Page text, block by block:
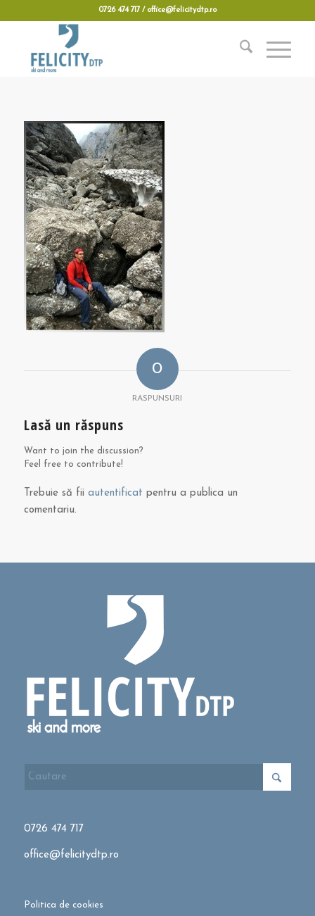
0726 474 717 / office@felicitydtp.ro
0
RASPUNSURI
Lasă un răspuns
Want to join the discussion?
Feel free to contribute!
Trebuie să fii autentificat pentru a publica un
comentariu.
0726 474 717
office@felicitydtp.ro
Politica de cookies